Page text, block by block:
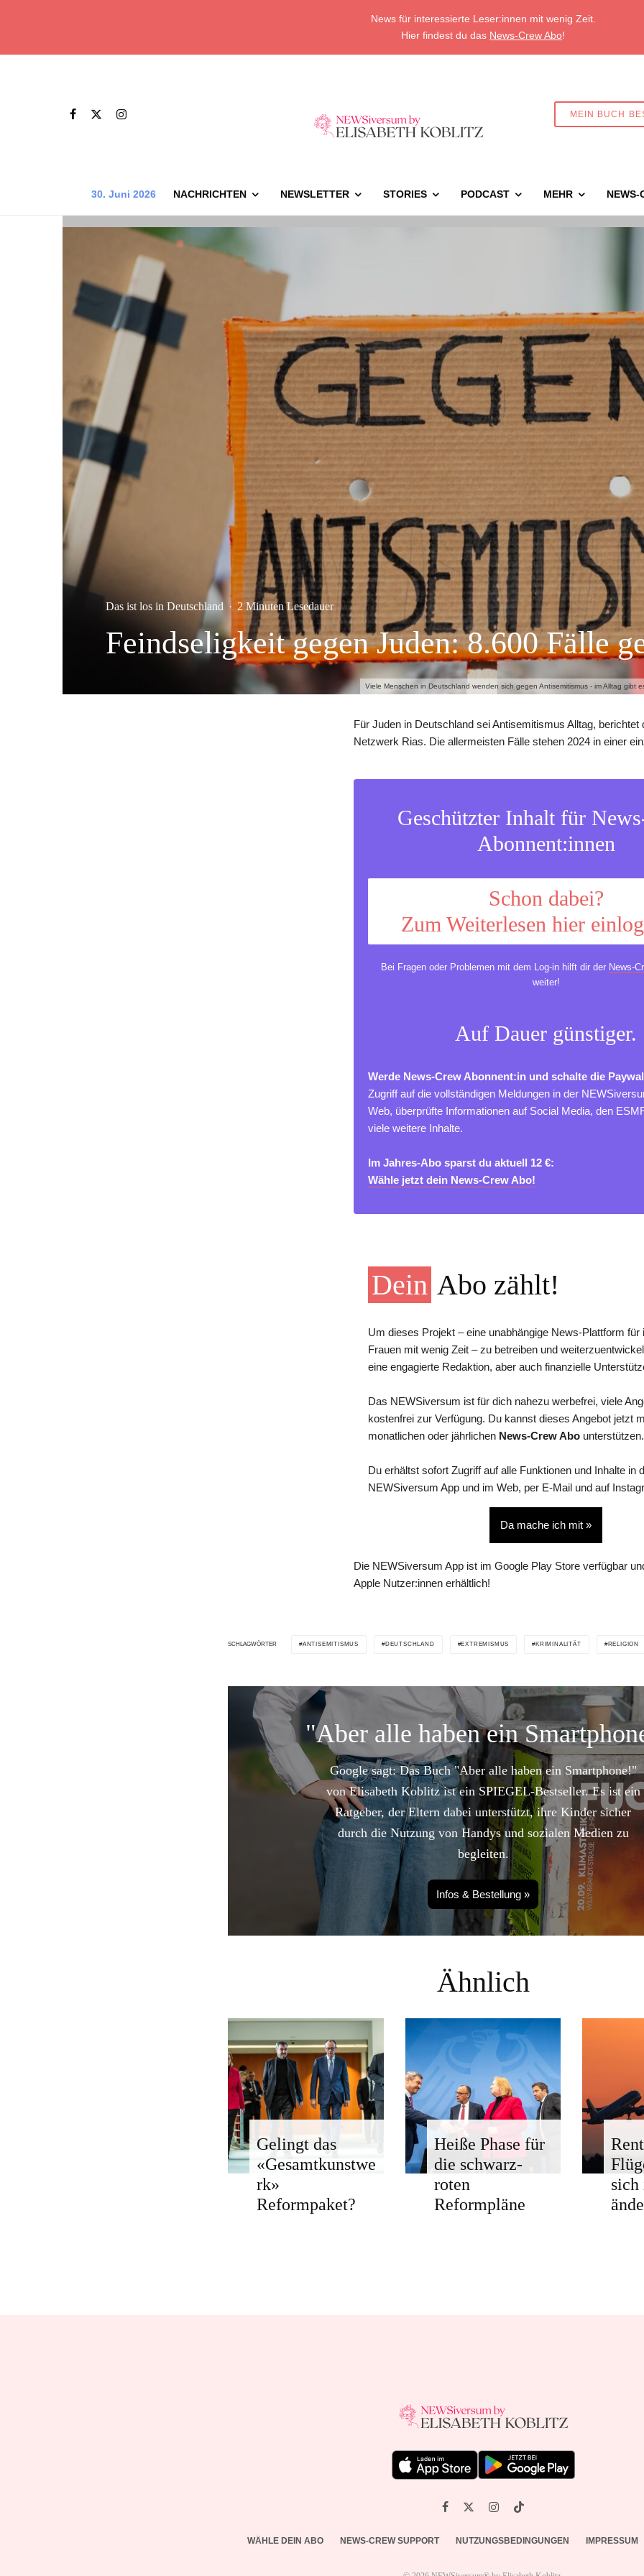
News für interessierte Leser:innen mit wenig Zeit.
Hier findest du das News-Crew Abo!
MEIN BUCH
30. Juni 2026 NACHRICHTEN NEWSLETTER STORIES PODCAST MEHR NEWS-
Viele Menschen in Deutschland wenden sich gegen Antisemitismus - im Alltag
Das ist los in Deutschland · 2 Minuten Lesedauer
Feindseligkeit gegen Juden: 8.600 Fälle
Für Juden in Deutschland sei Antisemitismus Alltag, berichtet
Netzwerk Rias. Die allermeisten Fälle stehen 2024 in einer
Geschützter Inhalt für
Abonnent:innen
Schon dabei?
Zum Weiterlesen hier
Bei Fragen oder Problemen mit dem Log-in hilft dir der News-
weiter!
Auf Dauer günstiger.
Werde News-Crew Abonnent:in und schalte die
Zugriff auf die vollständigen Meldungen in der
Web, überprüfte Informationen auf Social Media, den
viele weitere Inhalte.
Im Jahres-Abo sparst du aktuell 12 €:
Wähle jetzt dein News-Crew Abo!
Dein Abo zählt!
Um dieses Projekt – eine unabhängige News-Plattform für
Frauen mit wenig Zeit – zu betreiben und
eine engagierte Redaktion, aber auch finanzielle
Das NEWSiversum ist für dich nahezu werbefrei, viele
kostenfrei zur Verfügung. Du kannst dieses Angebot jetzt
monatlichen oder jährlichen News-Crew Abo unterstützen.
Du erhältst sofort Zugriff auf alle Funktionen und Inhalte in
NEWSiversum App und im Web, per E-Mail und auf
Da mache ich mit »
Die NEWSiversum App ist im Google Play Store verfügbar
Apple Nutzer:innen erhältlich!
SCHLAGWÖRTER ANTISEMITISMUS DEUTSCHLAND EXTREMISMUS KRIMINALITÄT RELIGION
"Aber alle haben ein
Google sagt: Das Buch "Aber alle haben ein Smartphone!"
von Elisabeth Koblitz ist ein SPIEGEL-Bestseller. Es ist ein
Ratgeber, der Eltern dabei unterstützt, ihre Kinder sicher
durch die Nutzung von Handys und sozialen Medien zu
begleiten.
Infos & Bestellung »
Ähnlich
Gelingt das
«Gesamtkunstwe
rk»
Reformpaket?
Heiße Phase für
die schwarz-
roten
Reformpläne
WÄHLE DEIN ABO NEWS-CREW SUPPORT NUTZUNGSBEDINGUNGEN IMPRESSUM